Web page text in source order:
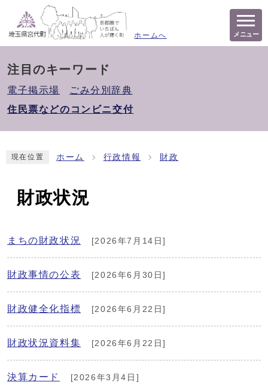
ホームへ メニュー
注目のキーワード
電子掲示場
ごみ分別辞典
住民票などのコンビニ交付
現在位置 ホーム 行政情報 財政
財政状況
まちの財政状況 [2026年7月14日]
財政事情の公表 [2026年6月30日]
財政健全化指標 [2026年6月22日]
財政状況資料集 [2026年6月22日]
決算カード [2026年3月4日]